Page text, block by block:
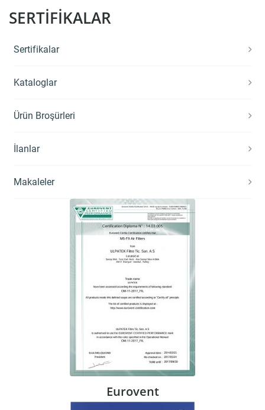
SERTIFIKALAR
Sertifikalar
Kataloglar
Ürün Broşürleri
İlanlar
Makaleler
Eurovent